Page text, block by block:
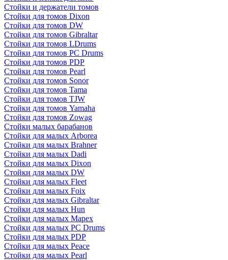
Стойки и держатели томов
Стойки для томов Dixon
Стойки для томов DW
Стойки для томов Gibraltar
Стойки для томов LDrums
Стойки для томов PC Drums
Стойки для томов PDP
Стойки для томов Pearl
Стойки для томов Sonor
Стойки для томов Tama
Стойки для томов TJW
Стойки для томов Yamaha
Стойки для томов Zowag
Стойки малых барабанов
Стойки для малых Arborea
Стойки для малых Brahner
Стойки для малых Dadi
Стойки для малых Dixon
Стойки для малых DW
Стойки для малых Fleet
Стойки для малых Foix
Стойки для малых Gibraltar
Стойки для малых Hun
Стойки для малых Mapex
Стойки для малых PC Drums
Стойки для малых PDP
Стойки для малых Peace
Стойки для малых Pearl